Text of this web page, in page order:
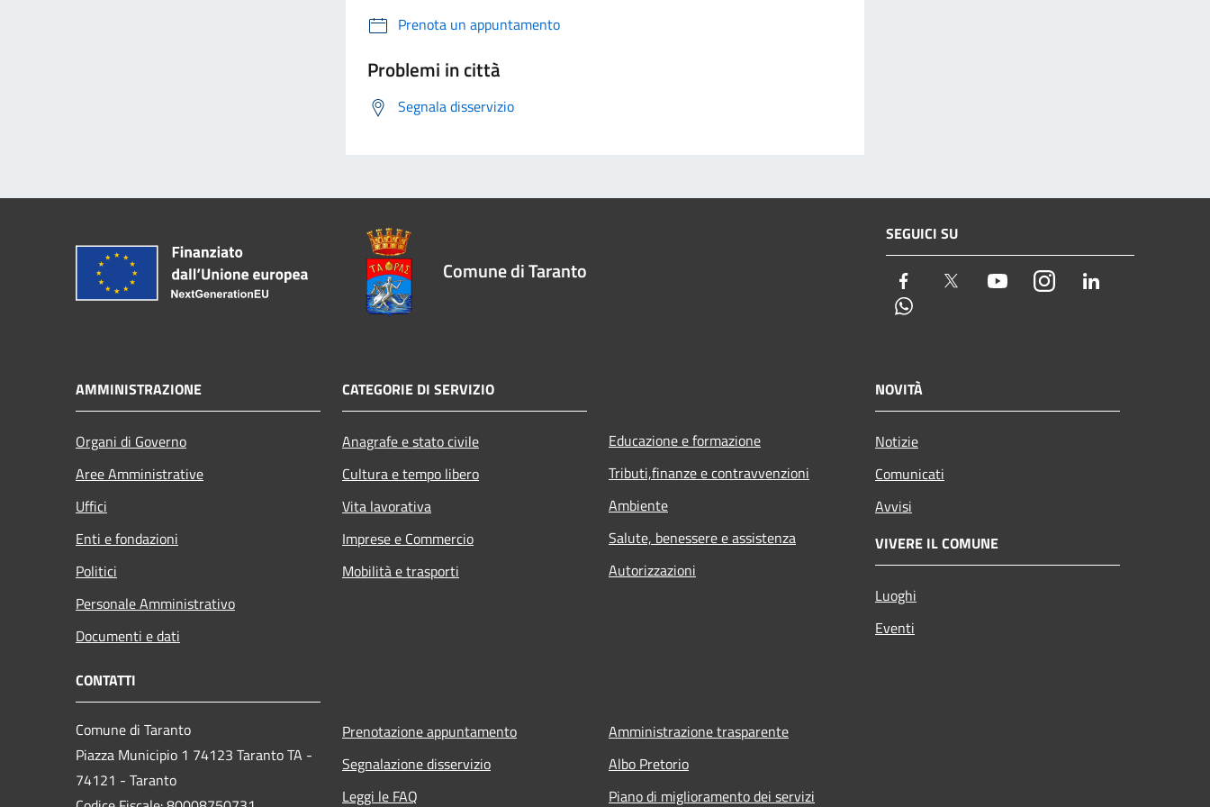
Prenota un appuntamento
Problemi in città
Segnala disservizio
Comune di Taranto
SEGUICI SU
Facebook Twitter YoutubeInstagram
AMMINISTRAZIONE
Organi di Governo
Aree Amministrative
Uffici
Enti e fondazioni
Politici
Personale Amministrativo
Documenti e dati
CATEGORIE DI SERVIZIO
Anagrafe e stato civile
Cultura e tempo libero
Vita lavorativa
Imprese e Commercio
Mobilità e trasporti
Educazione e formazione
Tributi,finanze e contravvenzioni
Ambiente
Salute, benessere e assistenza
Autorizzazioni
NOVITÀ
Notizie
Comunicati
Avvisi
VIVERE IL COMUNE
Luoghi
Eventi
CONTATTI
Comune di Taranto
Piazza Municipio 1 74123 Taranto TA -
74121 - Taranto
Prenotazione appuntamento
Segnalazione disservizio
Leggi le FAQ
Amministrazione trasparente
Albo Pretorio
Piano di miglioramento dei servizi